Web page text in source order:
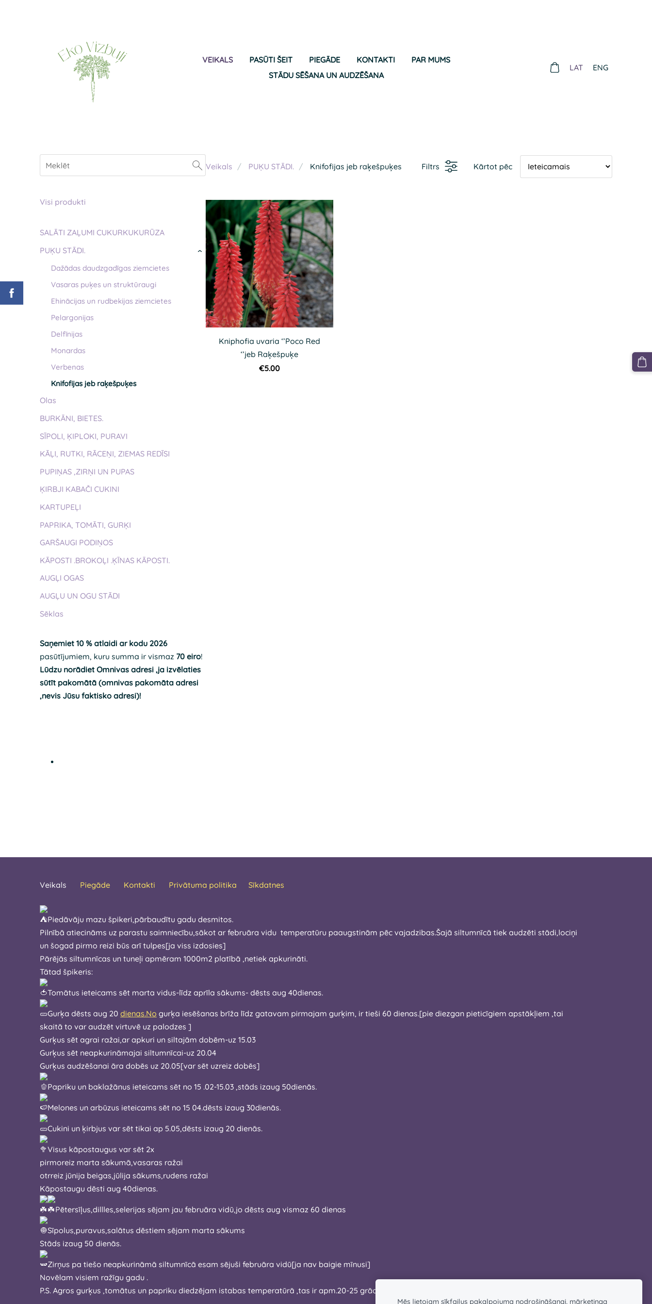
VEIKALS PASŪTI ŠEIT PIEGĀDE KONTAKTI
PAR MUMS
STĀDU SĒŠANA UN AUDZĒŠANA
LAT ENG
Visi produkti
SALĀTI ZAĻUMI CUKURKUKURŪZA
PUĶU STĀDI.
Dažādas daudzgadīgas ziemcietes
Vasaras puķes un struktūraugi
Ehinācijas un rudbekijas ziemcietes
Pelargonijas
Delfīnijas
Monardas
Verbenas
Knifofijas jeb raķešpuķes
›
Olas
BURKĀNI, BIETES.
SĪPOLI, ĶIPLOKI, PURAVI
KĀĻI, RUTKI, RĀCEŅI, ZIEMAS REDĪSI
PUPIŅAS ,ZIRŅI UN PUPAS
ĶIRBJI KABAČI CUKINI
KARTUPEĻI
PAPRIKA, TOMĀTI, GURĶI
GARŠAUGI PODIŅOS
KĀPOSTI .BROKOĻI .ĶĪNAS KĀPOSTI.
AUGĻI OGAS
AUGĻU UN OGU STĀDI
Sēklas
Saņemiet 10 % atlaidi ar kodu 2026
pasūtījumiem, kuru summa ir vismaz 70 eiro!
Lūdzu norādiet Omnivas adresi ,ja izvēlaties
sūtīt pakomātā (omnivas pakomāta adresi
,nevis Jūsu faktisko adresi)!
Veikals PUĶU STĀDI. Knifofijas jeb raķešpuķes Filtrs Kārtot pēc
Kniphofia uvaria ‘’Poco Red
‘’jeb Raķešpuķe
€5.00
Veikals Piegāde Kontakti Privātuma politika Sīkdatnes
Piedāvāju mazu špikeri,pārbaudītu gadu desmitos.
Pilnībā atiecināms uz parastu saimniecību,sākot ar februāra vidu temperatūru paaugstinām pēc vajadzibas.Šajā siltumnīcā tiek audzēti stādi,lociņi
un šogad pirmo reizi būs arī tulpes[ja viss izdosies]
Pārējās siltumnīcas un tuneļi apmēram 1000m2 platībā ,netiek apkurināti.
Tātad špikeris:
Tomātus ieteicams sēt marta vidus-līdz aprīla sākums- dēsts aug 40dienas.
Gurķa dēsts aug 20 dienas.No gurķa iesēšanas brīža līdz gatavam pirmajam gurķim, ir tieši 60 dienas.[pie diezgan pieticīgiem apstākļiem ,tai
skaitā to var audzēt virtuvē uz palodzes ]
Gurķus sēt agrai ražai,ar apkuri un siltajām dobēm-uz 15.03
Gurķus sēt neapkurināmajai siltumnīcai-uz 20.04
Gurķus audzēšanai āra dobēs uz 20.05[var sēt uzreiz dobēs]
Papriku un baklažānus ieteicams sēt no 15 .02-15.03 ,stāds izaug 50dienās.
Melones un arbūzus ieteicams sēt no 15 04.dēsts izaug 30dienās.
Cukini un ķirbjus var sēt tikai ap 5.05,dēsts izaug 20 dienās.
Visus kāpostaugus var sēt 2x
pirmoreiz marta sākumā,vasaras ražai
otrreiz jūnija beigas,jūlija sākums,rudens ražai
Kāpostaugu dēsti aug 40dienas.
Pētersīļus,dillles,selerijas sējam jau februāra vidū,jo dēsts aug vismaz 60 dienas
Sīpolus,puravus,salātus dēstiem sējam marta sākums
Stāds izaug 50 dienās.
Zirņus pa tiešo neapkurināmā siltumnīcā esam sējuši februāra vidū[ja nav baigie mīnusi]
Novēlam visiem ražīgu gadu .
P.S. Agros gurķus ,tomātus un papriku diedzējam istabas temperatūrā ,tas ir apm.20-25 grādi siltumā.
Mēs lietojam sīkfailus pakalpojuma nodrošināšanai, mārketinga